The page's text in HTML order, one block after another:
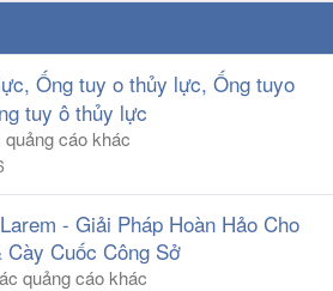
Ống tuy o thủy lực, Ống tuyo
tuy ô thủy lực
quảng cáo khác
- Giải Pháp Hoàn Hảo Cho
Cày Cuốc Công Sở
quảng cáo khác